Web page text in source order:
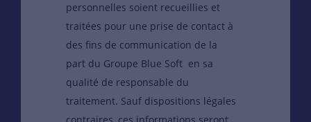
personnelles soient recueillies et
traitées pour une prise de contact à
des fins de communication de la
part du Groupe Blue Soft en sa
qualité de responsable du
traitement. Sauf dispositions légales